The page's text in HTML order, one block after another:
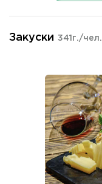
Закуски 341г./чел.